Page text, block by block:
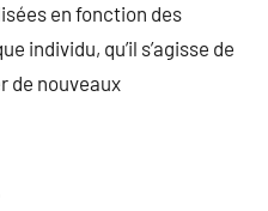
en fonction des
individu, qu’il s’agisse de
de nouveaux